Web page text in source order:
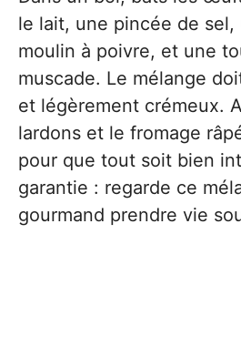
le lait, une pincée de sel,
moulin à poivre, et une
muscade. Le mélange
et légèrement crémeux.
lardons et le fromage
pour que tout soit bien
garantie : regarde ce
gourmand prendre vie